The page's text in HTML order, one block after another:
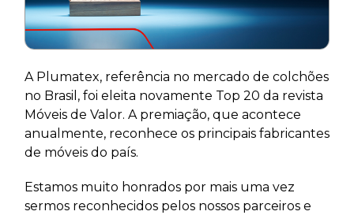
A Plumatex, referência no mercado de colchões
no Brasil, foi eleita novamente Top 20 da revista
Móveis de Valor. A premiação, que acontece
anualmente, reconhece os principais fabricantes
de móveis do país.
Estamos muito honrados por mais uma vez
sermos reconhecidos pelos nossos parceiros e